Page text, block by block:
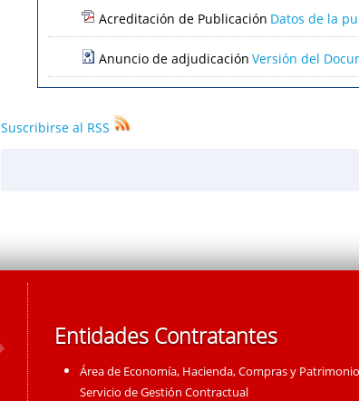
Acreditación de Publicación Datos de la
Anuncio de adjudicación Versión del
Suscribirse al RSS
Entidades Contratantes
Área de Economía, Hacienda, Compras y Patrimonio
Servicio de Gestión Contractual